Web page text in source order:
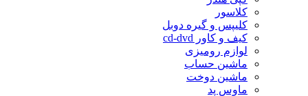
کلاسور
کلیپس و گیره دوبل
کیف و کاور cd-dvd
لوازم رومیزی
ماشین حساب
ماشین دوخت
ماوس پد